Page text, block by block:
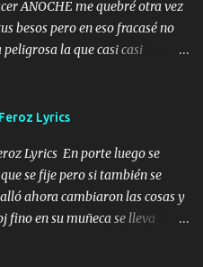
ANOCHE me quebré otra vez
besos pero en eso fracasé no
la que casi casi
se que no me crees
verte Recuerdo echábamos
yo quitándote la ropa no
llevarte a la Luna y si
seas mi esposa Chingada
Lyrics
Lyrics En porte luego se
se fije pero si también se
ahora cambiaron las cosas y
fino en su muñeca se lleva